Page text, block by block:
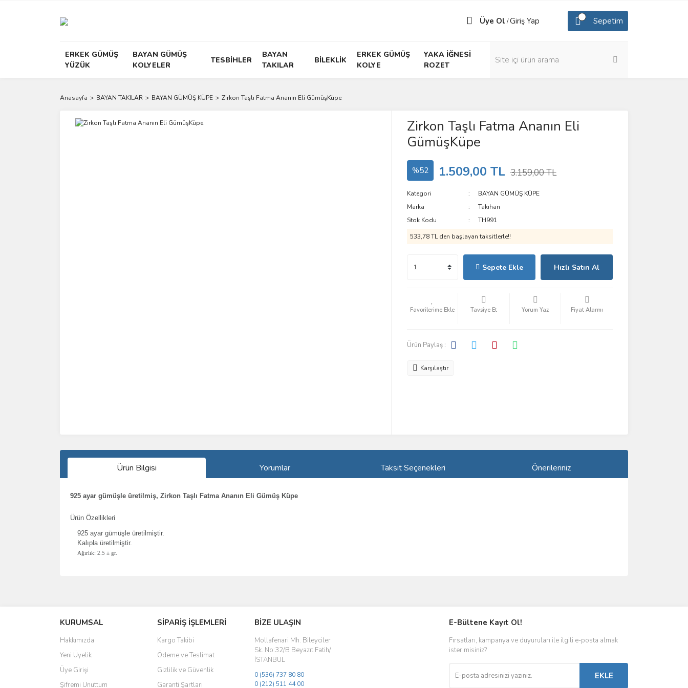
Üye Ol /Giriş Yap Sepetim
ERKEK GÜMÜŞ
YÜZÜK
BAYAN GÜMÜŞ
KOLYELER
TESBİHLER
BAYAN
TAKILAR
BİLEKLİK
ERKEK GÜMÜŞ
KOLYE
YAKA İĞNESİ
ROZET
Anasayfa BAYAN TAKILAR BAYAN GÜMÜŞ KÜPE Zirkon Taşlı Fatma Ananın Eli GümüşKüpe
Zirkon Taşlı Fatma Ananın Eli
GümüşKüpe
%52 1.509,00 TL 3.159,00 TL
Kategori
BAYAN GÜMÜŞ KÜPE
Marka
Takıhan
Stok Kodu
TH991
533,78 TL den başlayan taksitlerle!!
Sepete Ekle Hızlı Satın Al
Tavsiye Et Yorum Yaz Fiyat Alarmı
Ürün Paylaş :
Karşılaştır
Ürün Bilgisi Yorumlar Taksit Seçenekleri Önerileriniz
925 ayar gümüşle üretilmiş, Zirkon Taşlı Fatma Ananın Eli Gümüş Küpe
Ürün Özellikleri
925 ayar gümüşle üretilmiştir.
Kalıpla üretilmiştir.
Ağırlık: 2.5 ± gr.
Ürün resmi kalitesiz, bozuk veya görüntülenemiyor.
Ürün açıklamasında eksik bilgiler bulunuyor.
Ürün bilgilerinde hatalar bulunuyor.
Ürün fiyatı diğer sitelerden daha pahalı.
Bu ürüne benzer farklı alternatifler olmalı.
KURUMSAL
Hakkımızda
Yeni Üyelik
Üye Girişi
Şifremi Unuttum
SİPARİŞ İŞLEMLERİ
Kargo Takibi
Ödeme ve Teslimat
Gizlilik ve Güvenlik
Garanti Şartları
BİZE ULAŞIN
Mollafenari Mh. Bileyciler
Sk. No:32/B Beyazıt Fatih/
İSTANBUL
0 (536) 737 80 80
0 (212) 511 44 00
E-Bültene Kayıt Ol!
Fırsatları, kampanya ve duyuruları ile ilgili e-posta almak
ister misiniz?
EKLE